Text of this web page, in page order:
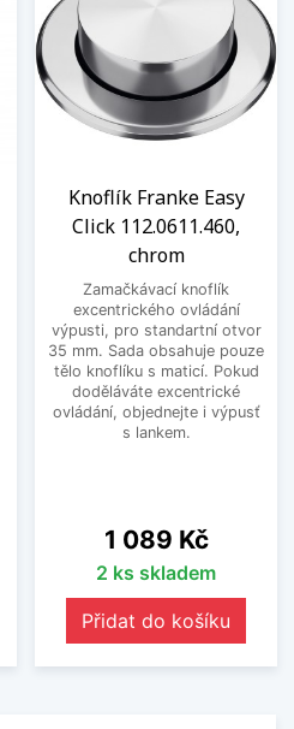
Knoflík Franke Easy
Click 112.0611.460,
chrom
Zamačkávací knoflík
excentrického ovládání
výpusti, pro standartní otvor
35 mm. Sada obsahuje pouze
tělo knoflíku s maticí. Pokud
doděláváte excentrické
ovládání, objednejte i výpusť
s lankem.
Cena
1 089 Kč
2 ks skladem
Přidat do košíku